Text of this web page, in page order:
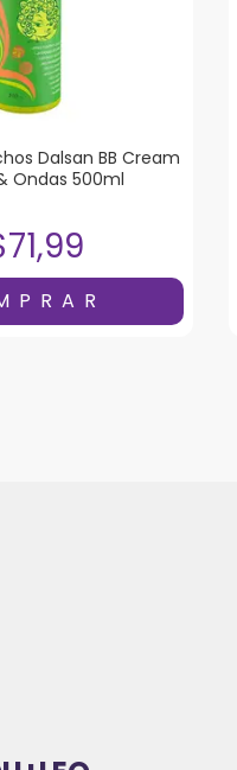
Dalsan BB Cream
Ondas 500ml